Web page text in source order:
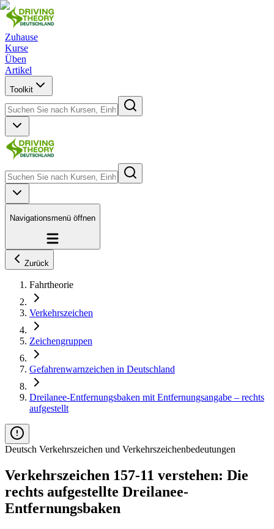
Zuhause
Kurse
Üben
Artikel
Toolkit
Navigationsmenü öffnen
Zurück
Fahrtheorie
Verkehrszeichen
Zeichengruppen
Gefahrenwarnzeichen in Deutschland
Dreilanee-Entfernungsbaken mit Entfernungsangabe – rechts
aufgestellt
Deutsch Verkehrszeichen und Verkehrszeichenbedeutungen
Verkehrszeichen 157-11 verstehen: Die
rechts aufgestellte Dreilanee-
Entfernungsbaken